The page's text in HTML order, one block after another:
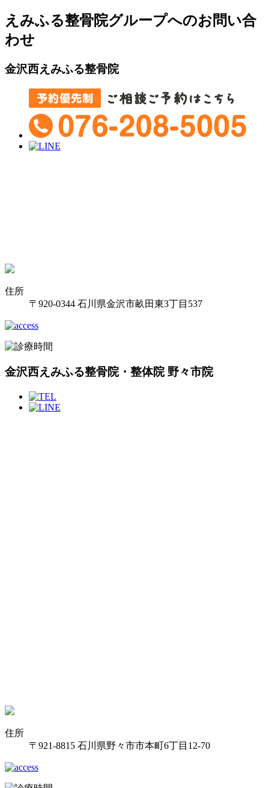
えみふる整骨院グループへのお問い合
わせ
金沢西えみふる整骨院
住所
〒920-0344 石川県金沢市畝田東3丁目537
金沢西えみふる整骨院・整体院 野々市院
住所
〒921-8815 石川県野々市市本町6丁目12-70